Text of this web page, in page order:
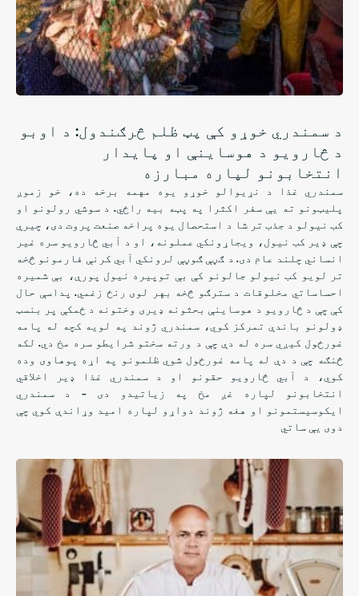
د سمندري خوړو کې پټ ظلم څرګندول: د اوبو
د څارويو د هوساینې او پایدار
انتخابونو لپاره مبارزه
سمندري غذا د نړیوالو خوړو یوه مهمه برخه ده، خو زموږ
پلیټونو ته یې سفر اکثرا په پټه بیه راځي. د سوشي رولونو او
کب نیولو د جذب تر شا د استحصال یوه پراخه صنعت پروت دی، چیرې
چې ډیر کب نیول، ویجاړونکي عملونه، او د آبي څارویو سره غیر
انساني چلند عام دی. د ګڼې ګوڼې لرونکي آبي کرنې فارمونو څخه
تر لویو کب نیولو جالونو کې بې توپیره نیول پورې، بې شمیره
احساساتي مخلوقات د سترګو څخه بهر لوی رنځ زغمي. پداسې حال
کې چې د څارویو د هوساینې بحثونه ډیری وختونه د ځمکې پر بنسټ
ډولونو باندې تمرکز کوي، سمندري ژوند په لویه کچه له پامه
غورځول کیږي سره له دې چې د ورته سختو شرایطو سره مخ دي. لکه
څنګه چې د دې له پامه غورځول شوي ظلمونو په اړه پوهاوی وده
کوي، د آبي څارویو حقونو او د سمندري غذا ډیر اخلاقي
انتخابونو لپاره غږ مخ په زیاتیدو دی - د سمندري
ایکوسیستمونو او هغه ژوند دواړو لپاره امید وړاندې کوي چې
دوی یې ساتي